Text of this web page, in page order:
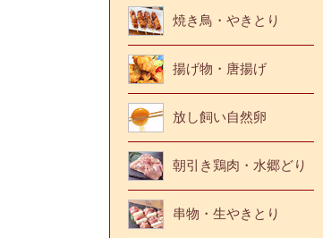
焼き鳥・やきとり
揚げ物・唐揚げ
放し飼い自然卵
朝引き鶏肉・水郷どり
串物・生やきとり